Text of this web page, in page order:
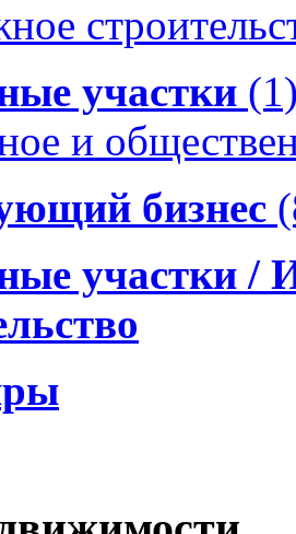
участки
и
бизнес
участки /